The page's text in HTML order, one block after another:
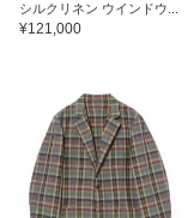
シルクリネン ウインドウ...
¥121,000